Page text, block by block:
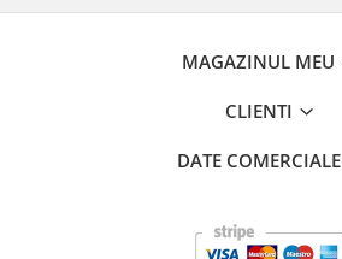
MAGAZINUL MEU
CLIENTI
DATE COMERCIALE